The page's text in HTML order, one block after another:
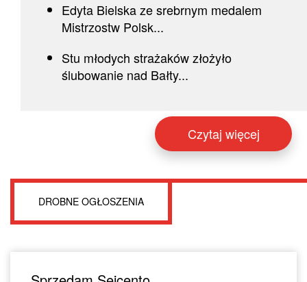
Edyta Bielska ze srebrnym medalem
Mistrzostw Polsk...
Stu młodych strażaków złożyło
ślubowanie nad Bałty...
Czytaj więcej
DROBNE OGŁOSZENIA